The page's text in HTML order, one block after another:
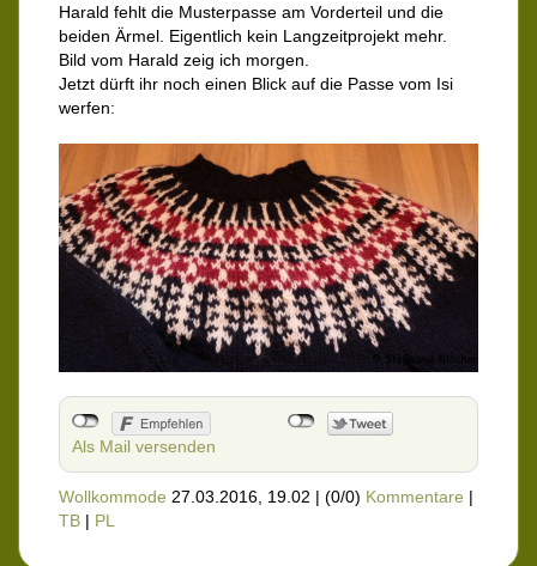
Harald fehlt die Musterpasse am Vorderteil und die
beiden Ärmel. Eigentlich kein Langzeitprojekt mehr.
Bild vom Harald zeig ich morgen.
Jetzt dürft ihr noch einen Blick auf die Passe vom Isi
werfen:
Als Mail versenden
Wollkommode 27.03.2016, 19.02 | (0/0) Kommentare |
TB | PL